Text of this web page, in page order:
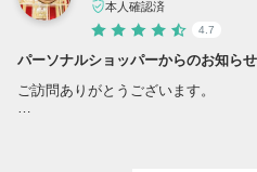
本人確認済
4.7
パーソナルショッパーからのお知らせ
ご訪問ありがとうございます。
ご注文確定後に商品を買い付けし、